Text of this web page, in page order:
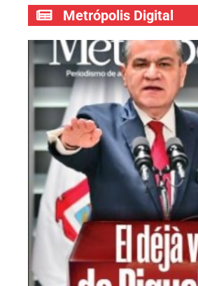
Metrópolis Digital